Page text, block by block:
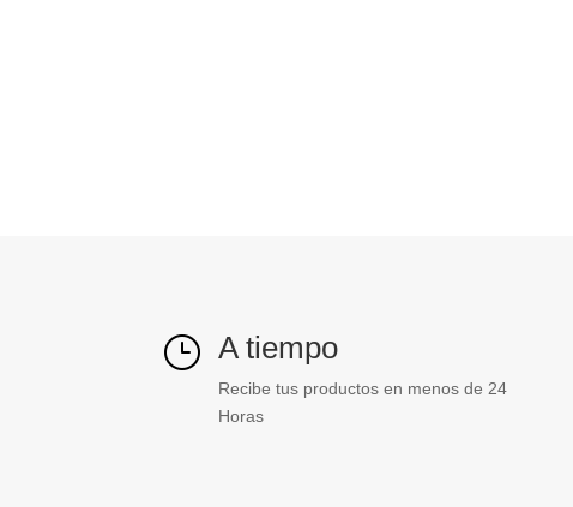
} A tiempo
Recibe tus productos en menos de 24
Horas